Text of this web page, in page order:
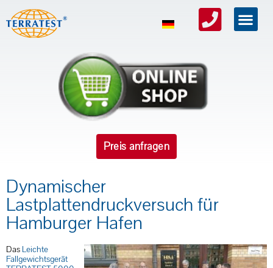
Preis anfragen
Dynamischer
Lastplattendruckversuch für
Hamburger Hafen
Das Leichte
Fallgewichtsgerät